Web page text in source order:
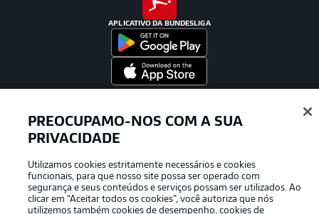
APLICATIVO DA BUNDESLIGA
PREOCUPAMO-NOS COM A SUA
PRIVACIDADE
Utilizamos cookies estritamente necessários e cookies
funcionais, para que nosso site possa ser operado com
segurança e seus conteúdos e serviços possam ser utilizados. Ao
clicar em “Aceitar todos os cookies”, você autoriza que nós
utilizemos também cookies de desempenho, cookies de